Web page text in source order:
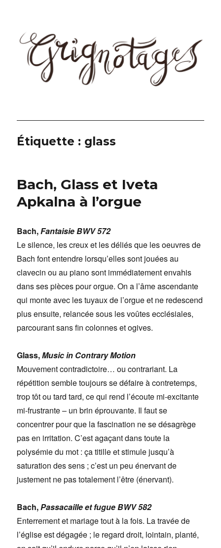
Étiquette : glass
Bach, Glass et Iveta
Apkalna à l’orgue
Bach,Fantaisie BWV 572
Le silence, les creux et les déliés que les oeuvres de
Bach font entendre lorsqu’elles sont jouées au
clavecin ou au piano sont immédiatement envahis
dans ses pièces pour orgue. On a l’âme ascendante
qui monte avec les tuyaux de l’orgue et ne redescend
plus ensuite, relancée sous les voûtes ecclésiales,
parcourant sans fin colonnes et ogives.
Glass,Music in Contrary Motion
Mouvement contradictoire… ou contrariant. La
répétition semble toujours se défaire à contretemps,
trop tôt ou tard tard, ce qui rend l’écoute mi-excitante
mi-frustrante – un brin éprouvante. Il faut se
concentrer pour que la fascination ne se désagrège
pas en irritation. C’est agaçant dans toute la
polysémie du mot : ça titille et stimule jusqu’à
saturation des sens ; c’est un peu énervant de
justement ne pas totalement l’être (énervant).
Bach,Passacaille et fugue BWV 582
Enterrement et mariage tout à la fois. La travée de
l’église est dégagée ; le regard droit, lointain, planté,